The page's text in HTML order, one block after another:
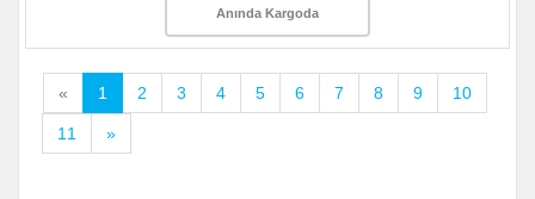
Anında Kargoda
« 1 2 3 4 5 6 7 8 9 10
11 »